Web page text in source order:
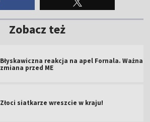
Zobacz też
Błyskawiczna reakcja na apel Fornala. Ważna
zmiana przed ME
Złoci siatkarze wreszcie w kraju!